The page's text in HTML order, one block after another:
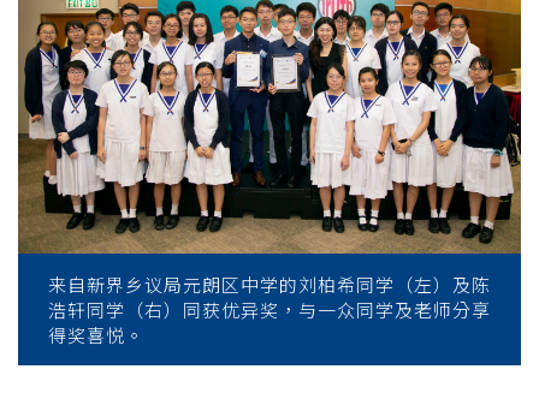
来自新界乡议局元朗区中学的刘柏希同学（左）及陈
浩轩同学（右）同获优异奖，与一众同学及老师分享
得奖喜悦。